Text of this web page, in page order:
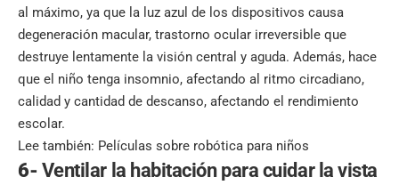
al máximo, ya que la luz azul de los dispositivos causa
degeneración macular, trastorno ocular irreversible que
destruye lentamente la visión central y aguda. Además, hace
que el niño tenga insomnio, afectando al ritmo circadiano,
calidad y cantidad de descanso, afectando el rendimiento
escolar.
Lee también: Películas sobre robótica para niños
6- Ventilar la habitación para cuidar la vista